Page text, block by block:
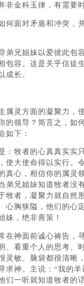
非金科玉律，有需要
何面对矛盾和冲突，
弟兄姐妹以爱彼此包
包容。这是关乎信徒
成长。
属灵方面的凝聚力，
的领导？简言之，如
如下：
：牧者的心真真实实
使大使命得以实行。
真心，相信你的属灵
弟兄姐妹知道牧者没
牧者，凝聚力就自然
心胸狭隘，他们的心
妹，绝非善策！
在神面前诚心祷告，
、看重个人的思考、
灵敏、脑袋都很清晰
求神。主说：“我的羊
们一听就知道牧者的